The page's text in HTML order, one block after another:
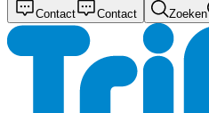
Contact Contact Zoeken